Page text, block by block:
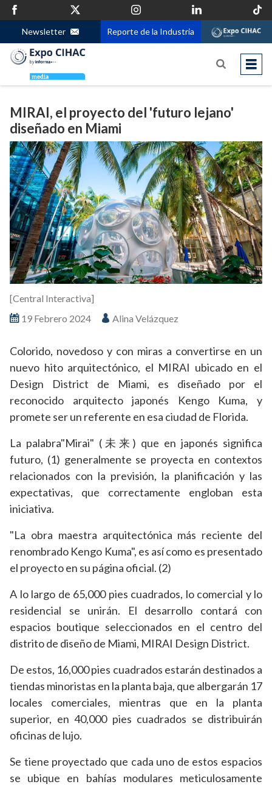
Newsletter Reporte de la Industria
MIRAI, el proyecto del 'futuro lejano'
diseñado en Miami
19 Febrero 2024 Alina Velázquez
[Central Interactiva]
Colorido, novedoso y con miras a convertirse en un
nuevo hito arquitectónico, el MIRAI ubicado en el
Design District de Miami, es diseñado por el
reconocido arquitecto japonés Kengo Kuma, y
promete ser un referente en esa ciudad de Florida.
La palabra"Mirai" (未来) que en japonés significa
futuro, (1) generalmente se proyecta en contextos
relacionados con la previsión, la planificación y las
expectativas, que correctamente engloban esta
iniciativa.
"La obra maestra arquitectónica más reciente del
renombrado Kengo Kuma", es así como es presentado
el proyecto en su página oficial. (2)
A lo largo de 65,000 pies cuadrados, lo comercial y lo
residencial se unirán. El desarrollo contará con
espacios boutique seleccionados en el centro del
distrito de diseño de Miami, MIRAI Design District.
De estos, 16,000 pies cuadrados estarán destinados a
tiendas minoristas en la planta baja, que albergarán 17
locales comerciales, mientras que en la planta
superior, en 40,000 pies cuadrados se distribuirán
oficinas de lujo.
Se tiene proyectado que cada uno de estos espacios
se ubique en bahías modulares meticulosamente